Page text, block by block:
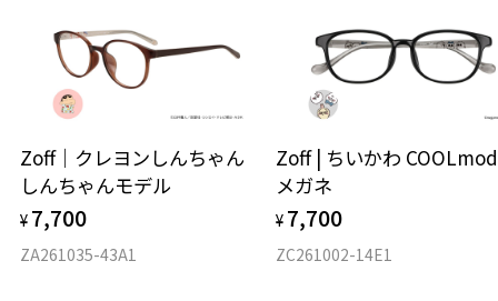
※着脱式サングラス：デモレンズ、アタッチメント込みの重さ
タイプ
材質
Zoff｜クレヨンしんちゃん
しんちゃんモデル
¥ 7,700
ZA261035-43A1
Zoff | ちいかわ
メガネ
¥ 7,700
ZC261002-14E1